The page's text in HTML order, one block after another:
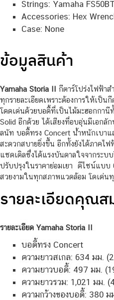
Strings: Yamaha FS50BT
Accessories: Hex
Case: None
ข้อมูลสินค้า
Yamaha Storia II กีตาร์โปร่งไฟฟ้า
ทุกรายละเอียดเพราะต้องการให้เป็
โดดเด่นด้วยบอดี้ที่เป็นไม้มะฮอกกา
Solid อีกด้วย ได้เสียงที่อบอุ่นมีเอกลั
ลนัท บอดี้ทรง Concert น้ำหนักเบาแ
สะดวกสบายยิ่งขึ้น อีกทั้งยังได้ภาคไ
แซดเดิลซึ่งได้แรงบันดาลใจจากระ
ปรับปรุงในราคาย่อมเยา ดีไซน์แบบ
สวยงามในทุกสภาพแวดล้อม โดเด่น
รายละเอียดคุณส
รายละเอียด Yamaha Storia II
บอดี้ทรง Concert
ความยาวสเกล: 634 มม.
ความยาวบอดี้: 497 มม.
ความยาวรวม: 1,021 มม.
ความกว้างของบอดี้: 380